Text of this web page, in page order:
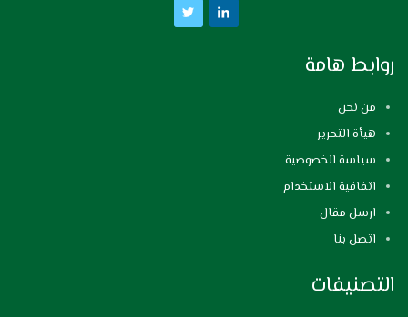
روابط هامة
من نحن
هيأة التحرير
سياسة الخصوصية
اتفاقية الاستخدام
ارسل مقال
اتصل بنا
التصنيفات